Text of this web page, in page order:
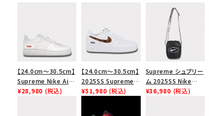
【24.0cm～30.5cm】
Supreme Nike Air
Force 1 Low シュプ
¥28,980 (税込)
【24.0cm～30.5cm】
2025SS Supreme
GOODENOUGH
Low AF1 シュプリー
¥51,980 (税込)
Supreme シュプリー
ム 2025SS Nike
Leather Shoulder
¥36,980 (税込)